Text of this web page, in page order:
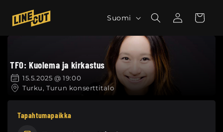
siirry
sisältöön
i
Suomi
Kirjaudu
sisään
Ostoskori
TFO: Kuolema ja kirkastus
15.5.2025 @ 19:00
Turku, Turun konserttitalo
Tapahtumapaikka